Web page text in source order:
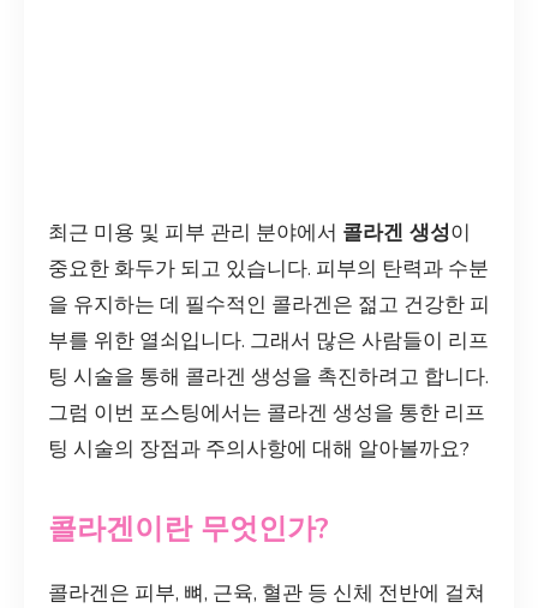
최근 미용 및 피부 관리 분야에서 콜라겐 생성이
중요한 화두가 되고 있습니다. 피부의 탄력과 수분
을 유지하는 데 필수적인 콜라겐은 젊고 건강한 피
부를 위한 열쇠입니다. 그래서 많은 사람들이 리프
팅 시술을 통해 콜라겐 생성을 촉진하려고 합니다.
그럼 이번 포스팅에서는 콜라겐 생성을 통한 리프
팅 시술의 장점과 주의사항에 대해 알아볼까요?
콜라겐이란 무엇인가?
콜라겐은 피부, 뼈, 근육, 혈관 등 신체 전반에 걸쳐